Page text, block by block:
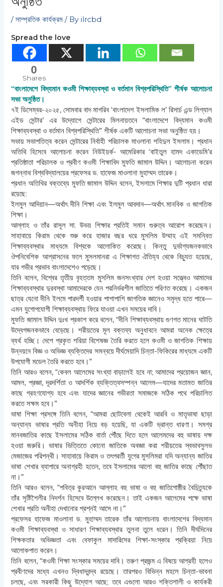
/সাম্প্রতিক কার্যক্রম / Byilrcbd
Spread the love
0
Shares
“বাংলাদেশে বিদ্যমান কওমী শিক্ষাব্যবস্থা ও বর্তমান বিশ্বপরিস্থিতি” শীর্ষক আলোচনা
সভা অনুষ্ঠিত।
৭ই ডিসেম্বর-২০২৫, সোমবার বাদ মাগরিব ‘বাংলাদেশ ইসলামিক ল’ রিসার্চ এন্ড লিগ্যাল
এইড সেন্টার’ এর উদ্যোগে সেন্টারের মিলনায়তনে “বাংলাদেশে বিদ্যমান কওমী
শিক্ষাব্যবস্থা ও বর্তমান বিশ্বপরিস্থিতি” শীর্ষক একটি আলোচনা সভা অনুষ্ঠিত হয়।
সভায় সভাপতিত্ব করেন সেন্টারের নির্বাহী পরিচালক মাওলানা শহিদুল ইসলাম। প্রধান
অতিথি হিসেবে আলোচনা করেন নিউইয়র্ক- আমেরিকার ‘বাইতুল হামদ একাডেমি’র
প্রতিষ্ঠাতা পরিচালক ও প্রবীণ কওমী শিক্ষাবিদ মুফতি জামাল উদ্দিন। আলোচনা করেন
জগন্নাথ বিশ্ববিদ্যালয়ের প্রফেসর ড. হাফেজ মাওলানা মুহাম্মদ তারেক।
প্রধান অতিথির বক্তব্যে মুফতি জামাল উদ্দিন বলেন, ইসলামে শিক্ষার দুটি প্রধান ধারা
রয়েছে:
ইলমুল আদিয়ান—অর্থাৎ দীনি শিক্ষা এবং ইলমুল আবদান—অর্থাৎ মানবিক ও জাগতিক
শিক্ষা।
আল্লাহ ও তাঁর রাসূল সা. উভয় শিক্ষার প্রতিই সমান গুরুত্ব আরোপ করেছেন।
সাহাবায়ে কিরাম থেকে শুরু করে হাজার বছর ধরে মুসলিম উম্মাহ এই সমন্বিত
শিক্ষাব্যবস্থার মাধ্যমে বিশ্বকে আলোকিত করেছে। কিন্তু দুর্ভাগ্যজনকভাবে
ঔপনিবেশিক আগ্রাসনের ফলে মুসলমানরা এ শিক্ষাগত ঐতিহ্য থেকে বিচ্যুত হয়েছে,
যার গভীর প্রভাব বাংলাদেশেও পড়েছে।
তিনি বলেন, বিশ্বের তৃতীয় বৃহত্তম মুসলিম জনসংখ্যার দেশ হওয়া সত্ত্বেও আমাদের
শিক্ষাব্যবস্থার দুরবস্থা আমাদেরকে যেন পরনির্ভরশীল জাতিতে পরিণত করেছে। একজন
ছাত্র যেনো দীনি ইলমে পারদর্শী হওয়ার পাশাপাশি জাগতিক জ্ঞানেও সমৃদ্ধ হতে পারে—
এমন যুগোপযোগী শিক্ষাব্যবস্থায় ফিরে যাওয়া এখন সময়ের দাবি।
মুফতি জামাল উদ্দিন দুঃখ প্রকাশ করে বলেন, “দীনি শিক্ষাব্যবস্থায় গুণগত মানের ঘাটতি
উদ্বেগজনকভাবে বেড়েছে। শরীয়তের মূল বক্তব্য অনুধাবনে আমরা অনেক ক্ষেত্রে
ব্যর্থ হচ্ছি। দেশে প্রকৃত শরিয়া বিশেষজ্ঞ তৈরি করতে হলে কওমী ও জাগতিক শিক্ষায়
উন্নয়নে বিজ্ঞ ও অভিজ্ঞ ব্যক্তিদের সমন্বয়ে দীর্ঘমেয়াদি চিন্তা-ফিকিরের মাধ্যমে একটি
উপযোগী মডেল তৈরি করতে হবে।”
তিনি আরও বলেন, “কেবল আলেমের সংখ্যা বাড়ালেই হবে না; আমাদের প্রয়োজন জ্ঞান,
আমল, প্রজ্ঞা, দূরদর্শিতা ও আদর্শিক ব্যক্তিত্বসম্পন্ন আলেম—যাদের মতামত জাতির
কাছে গ্রহণযোগ্য হবে এবং যাদের জ্ঞানের গভীরতা সমাজকে সঠিক পথে পরিচালিত
করতে সক্ষম হবে।”
ভাষা শিক্ষা প্রসঙ্গে তিনি বলেন, “আমরা ছোটবেলা থেকেই আরবি ও মাতৃভাষা ছাড়া
অন্যান্য ভাষার প্রতি অনীহা নিয়ে বড় হয়েছি, যা একটি ভ্রান্ত ধারণা। সমগ্র
মানবজাতির কাছে ইসলামের সঠিক বার্তা পৌঁছে দিতে হলে আলেমদের বহু ভাষায় দক্ষ
হওয়া জরুরি। ভাষার ভিত্তিতে কোনো জাতিকে অবজ্ঞা করা শরীয়তের স্বভাবসুলভ
মেজাজের পরিপন্থী। সাহাবায়ে কিরাম ও তৎপরর্তী যুগের মুসলিমরা যদি অন্যান্য জাতির
ভাষা শেখার ব্যাপারে অনাগ্রহী হতেন, তবে ইসলামের আলো বহু জাতির কাছে পৌঁছাত
না।”
তিনি আরও বলেন, “পবিত্র কুরআনে আল্লাহ বহু ভাষা ও বহু জাতিগোষ্ঠীর বৈচিত্র্যকে
তাঁর সৃষ্টিশৈলীর নিদর্শন হিসেবে উল্লেখ করেছেন। তাই একজন আলেমের পক্ষে ভাষা
শেখার প্রতি অনীহা দেখানোর প্রশ্নই আসে না।”
প্রফেসর হাফেজ মাওলানা ড. মুহাম্মদ তারেক তাঁর আলোচনায় বাংলাদেশের বিদ্যমান
কওমী শিক্ষাব্যবস্থা ও সাধারণ শিক্ষাব্যবস্থার তুলনা তুলে ধরেন। তিনি দীর্ঘদিনের
শিক্ষকতার অভিজ্ঞতা এবং বেফাকুল মাদারিসের শিক্ষা-সংস্কার প্রক্রিয়া নিয়ে
আলোকপাত করেন।
তিনি বলেন, “কওমী শিক্ষা সংস্কার সময়ের দাবি। তরুণ প্রজন্ম এ বিষয়ে আগ্রহী হলেও
প্রবীণদের মধ্যে এখনও দ্বিধাদ্বন্দ্ব রয়েছে। তারপরও বিভিন্ন মহলে চিন্তা-ভাবনা
চলছে, এবং সরকারী কিছু উদ্যোগ আছে; তবে এগুলো আরও শক্তিশালী ও কার্যকরী